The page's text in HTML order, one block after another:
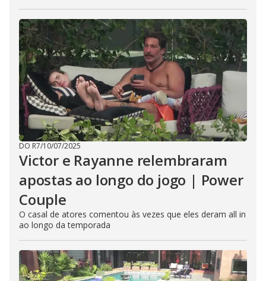
DO R7/10/07/2025
Victor e Rayanne relembraram
apostas ao longo do jogo | Power
Couple
O casal de atores comentou às vezes que eles deram all in
ao longo da temporada